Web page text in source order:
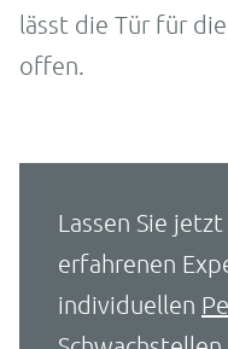
lässt die Tür für
offen.
Lassen Sie
erfahrenen
individuellen